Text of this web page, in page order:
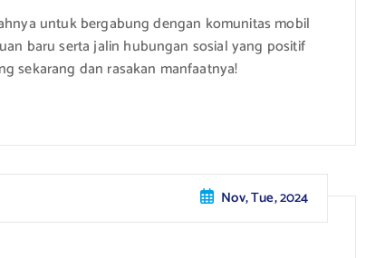
untuk bergabung dengan komunitas mobil
baru serta jalin hubungan sosial yang positif
sekarang dan rasakan manfaatnya!
Nov, Tue, 2024